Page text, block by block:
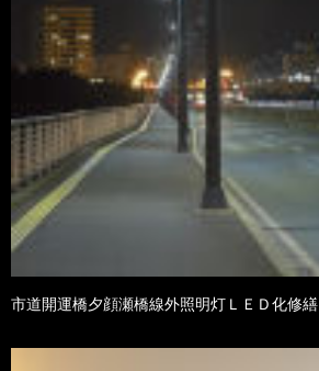
市道開運橋夕顔瀬橋線外照明灯ＬＥＤ化修繕